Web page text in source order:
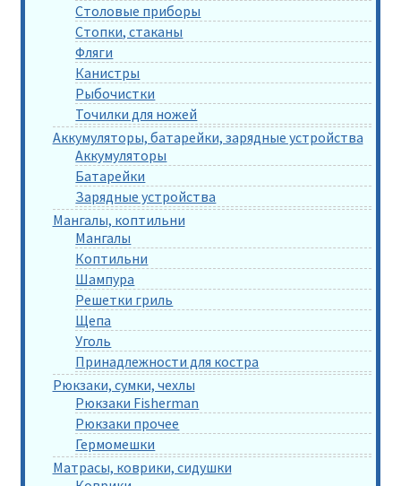
Столовые приборы
Стопки, стаканы
Фляги
Канистры
Рыбочистки
Точилки для ножей
Аккумуляторы, батарейки, зарядные устройства
Аккумуляторы
Батарейки
Зарядные устройства
Мангалы, коптильни
Мангалы
Коптильни
Шампура
Решетки гриль
Щепа
Уголь
Принадлежности для костра
Рюкзаки, сумки, чехлы
Рюкзаки Fisherman
Рюкзаки прочее
Гермомешки
Матрасы, коврики, сидушки